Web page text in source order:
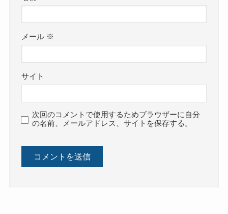
メール ※
サイト
次回のコメントで使用するためブラウザーに自分
の名前、メールアドレス、サイトを保存する。